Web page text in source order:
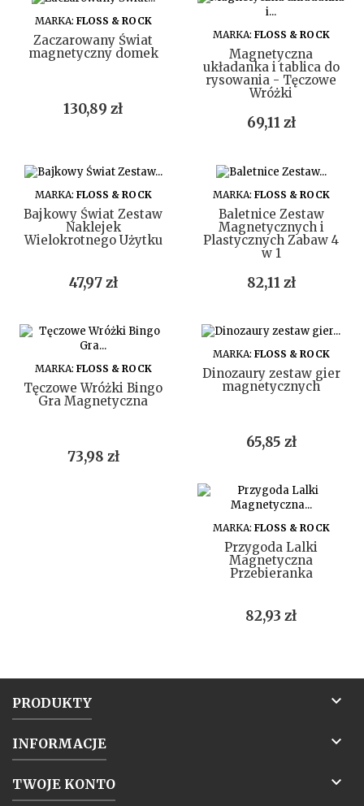
DO KOSZYKA
MARKA: FLOSS & ROCK
Zaczarowany Świat
magnetyczny domek
Cena
130,89 zł
DO KOSZYKA
MARKA: FLOSS & ROCK
Magnetyczna
układanka i tablica do
rysowania - Tęczowe
Wróżki
Cena
69,11 zł
DO KOSZYKA
MARKA: FLOSS & ROCK
Bajkowy Świat Zestaw
Naklejek
Wielokrotnego Użytku
Cena
47,97 zł
DO KOSZYKA
MARKA: FLOSS & ROCK
Baletnice Zestaw
Magnetycznych i
Plastycznych Zabaw 4
w 1
Cena
82,11 zł
DO KOSZYKA
MARKA: FLOSS & ROCK
Tęczowe Wróżki Bingo
Gra Magnetyczna
Cena
73,98 zł
DO KOSZYKA
MARKA: FLOSS & ROCK
Dinozaury zestaw gier
magnetycznych
Cena
65,85 zł
DO KOSZYKA
MARKA: FLOSS & ROCK
Przygoda Lalki
Magnetyczna
Przebieranka
Cena
82,93 zł
PRODUKTY 
INFORMACJE 
TWOJE KONTO 